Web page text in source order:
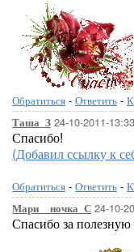
Обратиться - Ответить -
Таша_З 24-10-2011-13:33
Спасибо!
(Добавил ссылку к
Обратиться - Ответить -
Мари__ночка_С 24-10-
Спасибо за